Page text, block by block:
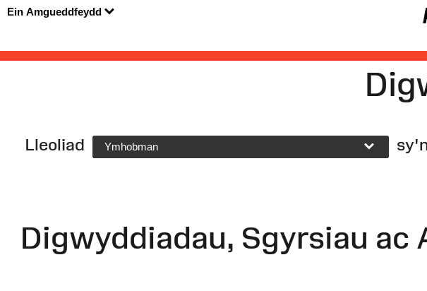
Ein Amgueddfeydd
Lleoliad Ymhobman
Digwyddiadau, Sgyrsiau ac